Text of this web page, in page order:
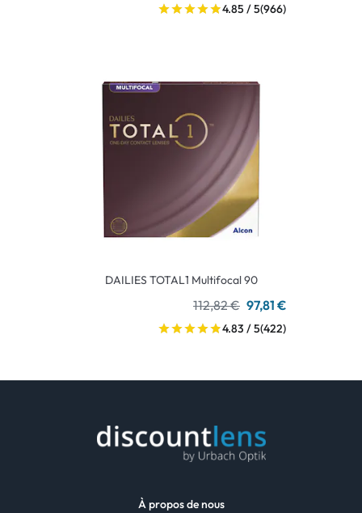
4.85 / 5(966)
DAILIES TOTAL1 Multifocal 90
112,82 € 97,81 €
4.83 / 5(422)
À propos de nous